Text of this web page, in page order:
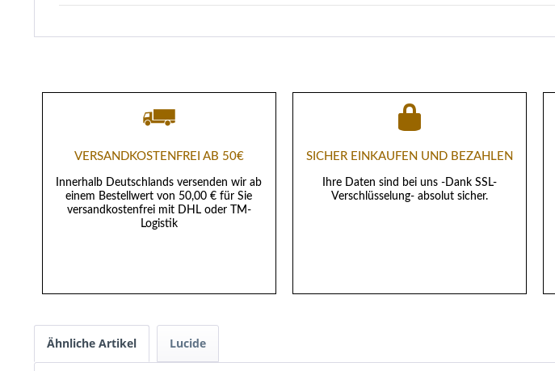
VERSANDKOSTENFREI AB 50€
Innerhalb Deutschlands versenden wir ab
einem Bestellwert von 50,00 € für Sie
versandkostenfrei mit DHL oder TM-
Logistik
SICHER EINKAUFEN UND BEZAHLEN
Ihre Daten sind bei uns -Dank SSL-
Verschlüsselung- absolut sicher.
Ähnliche Artikel Lucide